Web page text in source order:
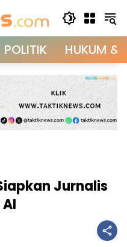
POLITIK HUKUM &
Jurnalis